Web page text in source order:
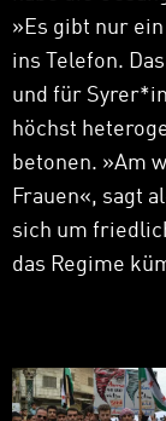
» Es gibt nur
ins Telefon.
und für
höchst
betonen. »Am
Frauen«, sagt
sich um
das Regime